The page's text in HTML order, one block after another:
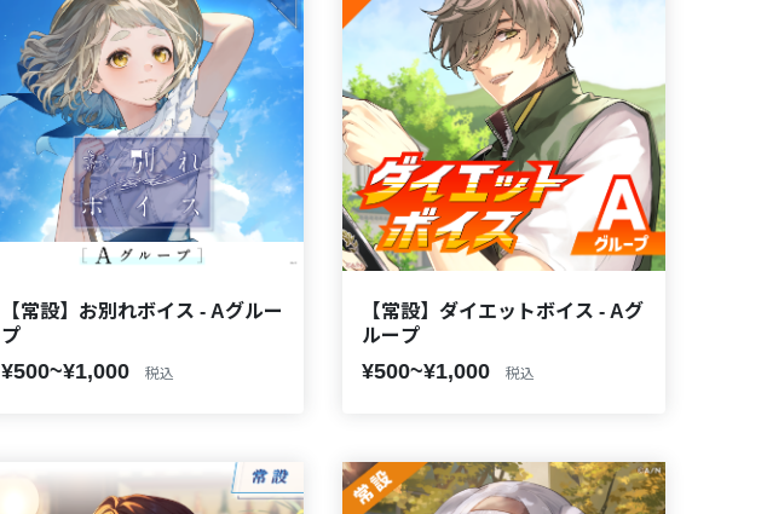
【常設】お別れボイス - Aグルー
プ
¥500~¥1,000 税込
【常設】ダイエットボイス - Aグ
ループ
¥500~¥1,000 税込